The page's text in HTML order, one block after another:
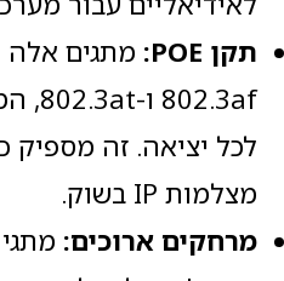
תקן POE
:
לכל יציאה. זה מספיק
מצלמות IP בשוק.
מרחקים ארוכים: